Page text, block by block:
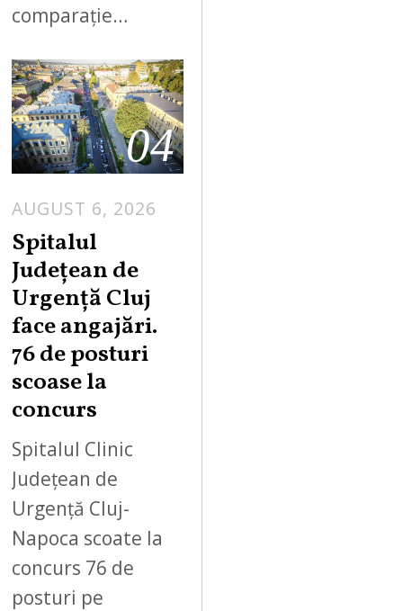
comparație…
04
AUGUST 6, 2026
Spitalul
Județean de
Urgență Cluj
face angajări.
76 de posturi
scoase la
concurs
Spitalul Clinic
Județean de
Urgență Cluj-
Napoca scoate la
concurs 76 de
posturi pe